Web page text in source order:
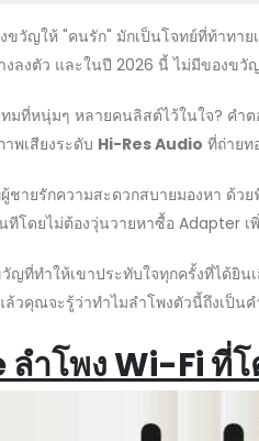
ขวัญให้ "คนรัก" มักเป็นโจทย์ที่ท้าท
งลงตัว และในปี 2026 นี้ ไม่มีของขวั
มที่หนุ่มๆ หลายคนลิสต์ไว้ในใจ? ค
พเสียงระดับ Hi-Res Audio ที่ถ่ายท
ชายรักความสะดวกสบายมองหา ด้ว
โดยไม่ต้องวุ่นวายหาซื้อ Adapter เ
ที่ทำให้เขาประทับใจทุกครั้งที่ได้ยิ
วคุณจะรู้ว่าทำไมลำโพงตัวนี้ถึงเป็น
ำโพง Wi-Fi ที่